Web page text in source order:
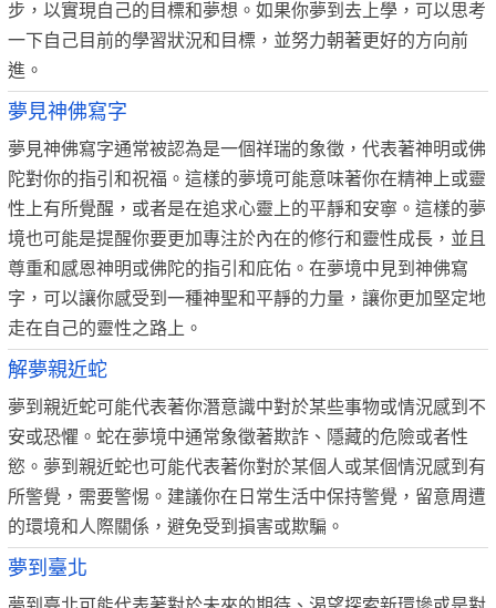
步，以實現自己的目標和夢想。如果你夢到去上學，可以思考
一下自己目前的學習狀況和目標，並努力朝著更好的方向前
進。
夢見神佛寫字
夢見神佛寫字通常被認為是一個祥瑞的象徵，代表著神明或佛
陀對你的指引和祝福。這樣的夢境可能意味著你在精神上或靈
性上有所覺醒，或者是在追求心靈上的平靜和安寧。這樣的夢
境也可能是提醒你要更加專注於內在的修行和靈性成長，並且
尊重和感恩神明或佛陀的指引和庇佑。在夢境中見到神佛寫
字，可以讓你感受到一種神聖和平靜的力量，讓你更加堅定地
走在自己的靈性之路上。
解夢親近蛇
夢到親近蛇可能代表著你潛意識中對於某些事物或情況感到不
安或恐懼。蛇在夢境中通常象徵著欺詐、隱藏的危險或者性
慾。夢到親近蛇也可能代表著你對於某個人或某個情況感到有
所警覺，需要警惕。建議你在日常生活中保持警覺，留意周遭
的環境和人際關係，避免受到損害或欺騙。
夢到臺北